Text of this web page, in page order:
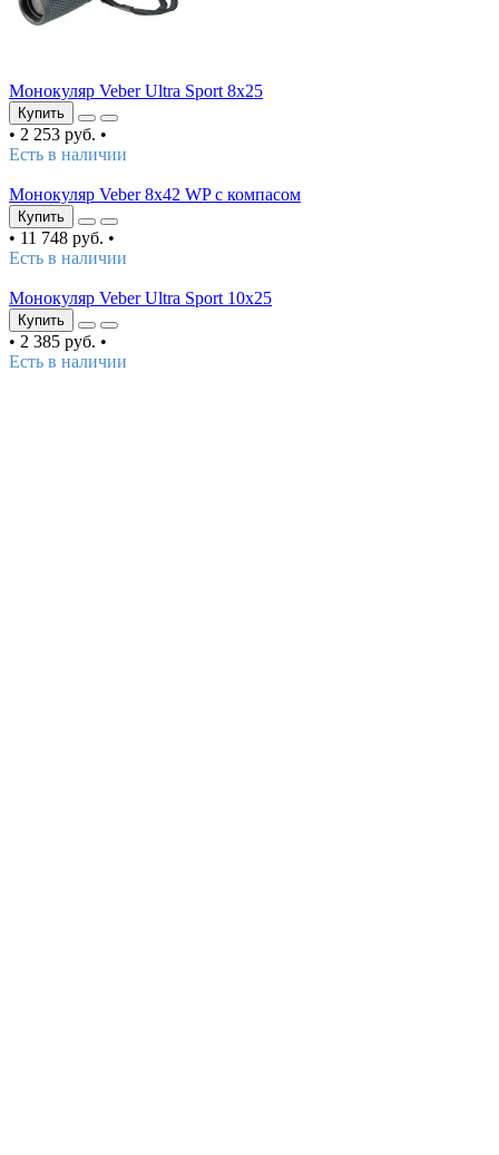
Монокуляр Veber Ultra Sport 8x25
Купить
• 2 253 руб. •
Есть в наличии
Монокуляр Veber 8х42 WP с компасом
Купить
• 11 748 руб. •
Есть в наличии
Монокуляр Veber Ultra Sport 10x25
Купить
• 2 385 руб. •
Есть в наличии